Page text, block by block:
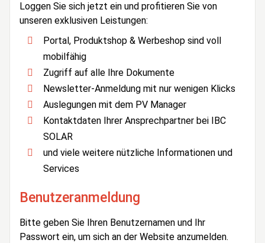
Loggen Sie sich jetzt ein und profitieren Sie von
unseren exklusiven Leistungen:
Portal, Produktshop & Werbeshop sind voll
mobilfähig
Zugriff auf alle Ihre Dokumente
Newsletter-Anmeldung mit nur wenigen Klicks
Auslegungen mit dem PV Manager
Kontaktdaten Ihrer Ansprechpartner bei IBC
SOLAR
und viele weitere nützliche Informationen und
Services
Benutzeranmeldung
Bitte geben Sie Ihren Benutzernamen und Ihr
Passwort ein, um sich an der Website anzumelden.